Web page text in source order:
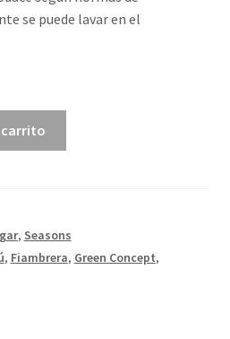
se puede lavar en el
carrito
, Seasons
, Fiambrera, Green Concept,